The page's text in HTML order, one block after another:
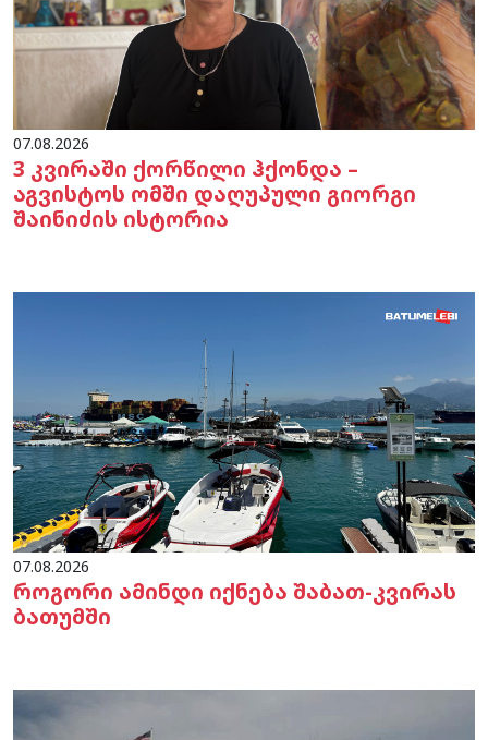
07.08.2026
3 კვირაში ქორწილი ჰქონდა –
აგვისტოს ომში დაღუპული გიორგი
შაინიძის ისტორია
07.08.2026
როგორი ამინდი იქნება შაბათ-კვირას
ბათუმში